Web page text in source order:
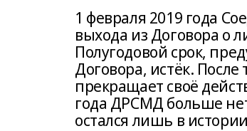
1 февраля 2019 года
выхода из Договора о
Полугодовой срок,
Договора, истёк. После
прекращает своё
года ДРСМД больше
остался лишь в